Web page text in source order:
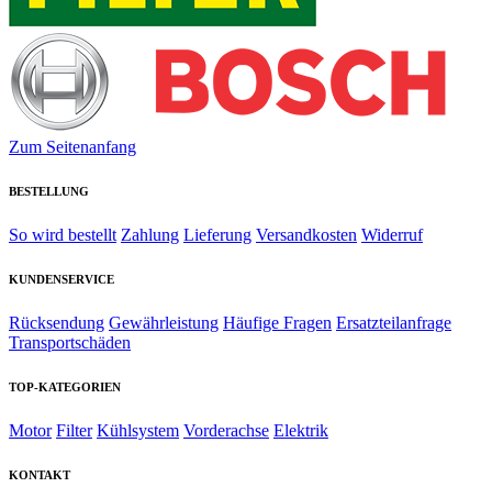
Zum Seitenanfang
BESTELLUNG
So wird bestellt Zahlung Lieferung Versandkosten Widerruf
KUNDENSERVICE
Rücksendung Gewährleistung Häufige Fragen Ersatzteilanfrage
Transportschäden
TOP-KATEGORIEN
Motor Filter Kühlsystem Vorderachse Elektrik
KONTAKT